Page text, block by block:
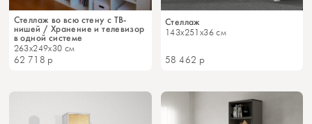
Стеллаж во всю стену с ТВ-
нишей / Хранение и телевизор
в одной системе
263x249x30 см
62 718 р
Стеллаж
143x251x36 см
58 462 р